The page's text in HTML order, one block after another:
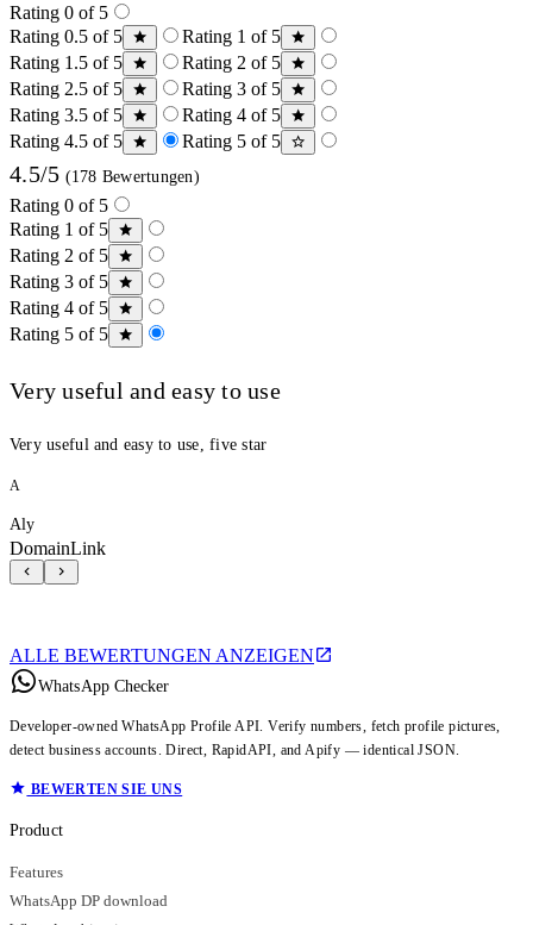
Rating 0 of 5
Rating 0.5 of 5
Rating 1 of 5
Rating 1.5 of 5
Rating 2 of 5
Rating 2.5 of 5
Rating 3 of 5
Rating 3.5 of 5
Rating 4 of 5
Rating 4.5 of 5
Rating 5 of 5
4.5/5 (178 Bewertungen)
Rating 0 of 5
Rating 1 of 5
Rating 2 of 5
Rating 3 of 5
Rating 4 of 5
Rating 5 of 5
Very useful and easy to use
Very useful and easy to use, five star
A
Aly
DomainLink
ALLE BEWERTUNGEN ANZEIGEN
WhatsApp Checker
Developer-owned WhatsApp Profile API. Verify numbers, fetch profile pictures,
detect business accounts. Direct, RapidAPI, and Apify — identical JSON.
BEWERTEN SIE UNS
Product
Features
WhatsApp DP download